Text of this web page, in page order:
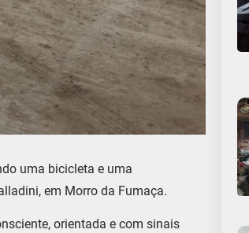
uma bicicleta e uma
em Morro da Fumaça.
orientada e com sinais